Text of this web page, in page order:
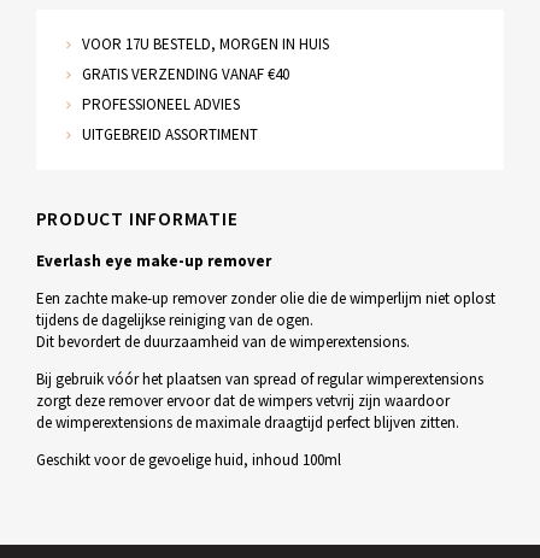
VOOR 17U BESTELD, MORGEN IN HUIS
GRATIS VERZENDING VANAF €40
PROFESSIONEEL ADVIES
UITGEBREID ASSORTIMENT
PRODUCT INFORMATIE
Everlash eye make-up remover
Een zachte make-up remover zonder olie die de wimperlijm niet oplost
tijdens de dagelijkse reiniging van de ogen.
Dit bevordert de duurzaamheid van de wimperextensions.
Bij gebruik vóór het plaatsen van spread of regular wimperextensions
zorgt deze remover ervoor dat de wimpers vetvrij zijn waardoor
de wimperextensions de maximale draagtijd perfect blijven zitten.
Geschikt voor de gevoelige huid, inhoud 100ml